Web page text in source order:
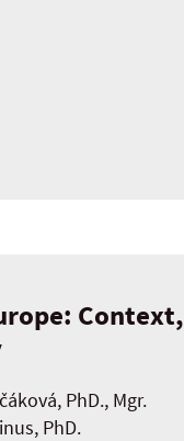
Context,
PhD., Mgr.
PhD.